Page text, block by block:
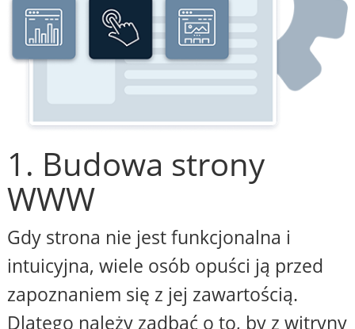
1. Budowa strony
WWW
Gdy strona nie jest funkcjonalna i
intuicyjna, wiele osób opuści ją przed
zapoznaniem się z jej zawartością.
Dlatego należy zadbać o to, by z witryny